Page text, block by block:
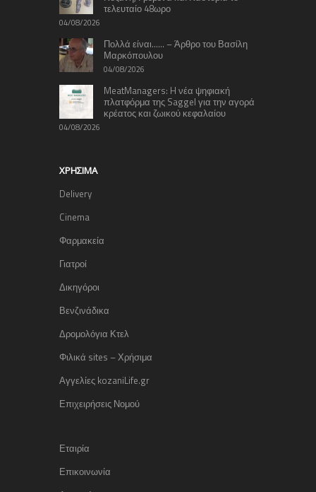
τελευταίο 48ωρο
04/08/2026
Πολλά είναι…… – Άρθρο του Βασίλη
Μαρκόπουλου
04/08/2026
MeatManagers: H νέα ψηφιακή
πλατφόρμα της Saggel για την αγορά
κρέατος και ζωικού κεφαλαίου
04/08/2026
ΧΡΉΣΙΜΑ
Delivery
Cinema
Φαρμακεία
Γιατροί
Δικηγόροι
Βενζινάδικα
Δρομολόγια Κτελ
Φιλικά sites – Χρήσιμα
Αγγελίες kozaniLife.gr
Επιχειρήσεις Νομού
Εταιρία
Επικοινωνία